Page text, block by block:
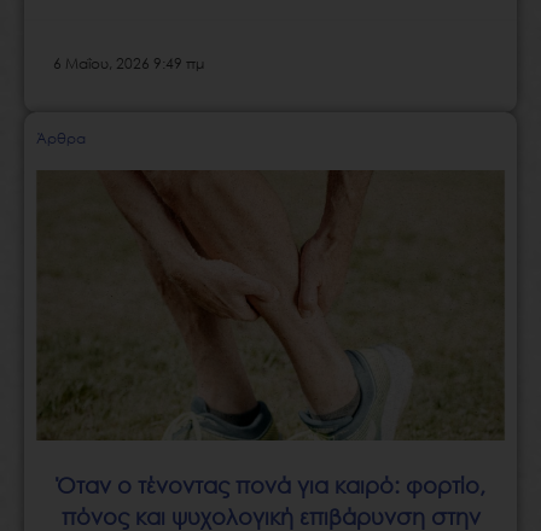
6 Μαΐου, 2026 9:49 πμ
Άρθρα
Όταν ο τένοντας πονά για καιρό: φορτίο,
πόνος και ψυχολογική επιβάρυνση στην